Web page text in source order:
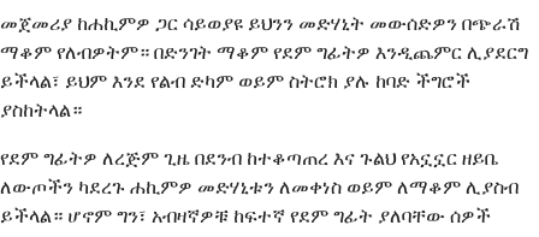
መጀመሪያ ከሐኪምዎ ጋር ሳይወያዩ ይህንን መድሃኒት መውሰድዎን በጭራሽ
ማቆም የለብዎትም። በድንገት ማቆም የደም ግፊትዎ እንዲጨምር ሊያደርግ
ይችላል፣ ይህም እንደ የልብ ድካም ወይም ስትሮክ ያሉ ከባድ ችግሮች
ያስከትላል።
የደም ግፊትዎ ለረጅም ጊዜ በደንብ ከተቆጣጠረ እና ጉልህ የአኗኗር ዘይቤ
ለውጦችን ካደረጉ ሐኪምዎ መድሃኒቱን ለመቀነስ ወይም ለማቆም ሊያስብ
ይችላል። ሆኖም ግን፣ አብዛኛዎቹ ከፍተኛ የደም ግፊት ያለባቸው ሰዎች